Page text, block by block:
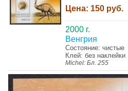
Цена: 150 руб.
2000 г.
Венгрия
Состояние: чистые
Клей: без наклейки
Michel: Бл. 255